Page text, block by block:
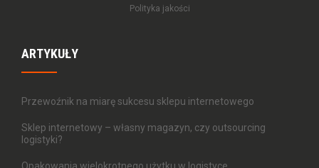
Polityka jakości
ARTYKUŁY
Przewoźnik na miarę sukcesu sklepu internetowego
Sklep internetowy – własny magazyn, czy outsourcing
logistyki?